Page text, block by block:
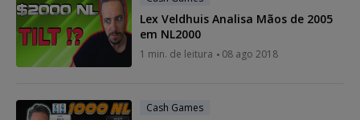
Lex Veldhuis Analisa Mãos de 2005
em NL2000
1 min. de leitura 08 ago 2018
Cash Games